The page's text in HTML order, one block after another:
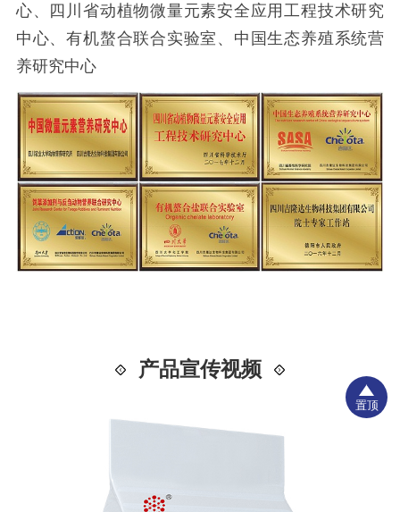
心、四川省动植物微量元素安全应用工程技术研究
中心、有机螯合联合实验室、中国生态养殖系统营
养研究中心
产品宣传视频
置顶